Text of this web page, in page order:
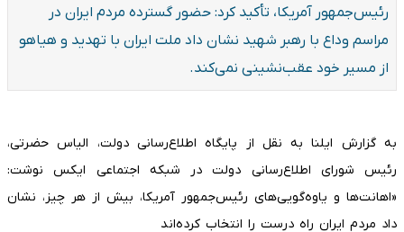
رئیس‌جمهور آمریکا، تأکید کرد: حضور گسترده مردم ایران در
مراسم وداع با رهبر شهید نشان داد ملت ایران با تهدید و هیاهو
از مسیر خود عقب‌نشینی نمی‌کند.
به گزارش ایلنا به نقل از پایگاه اطلاع‌رسانی دولت، الیاس حضرتی،
رئیس شورای اطلاع‌رسانی دولت در شبکه اجتماعی ایکس نوشت:
«اهانت‌ها و یاوه‌گویی‌های رئیس‌جمهور آمریکا، بیش از هر چیز، نشان
داد مردم ایران راه درست را انتخاب کرده‌اند